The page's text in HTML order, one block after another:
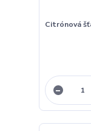
Citrónová